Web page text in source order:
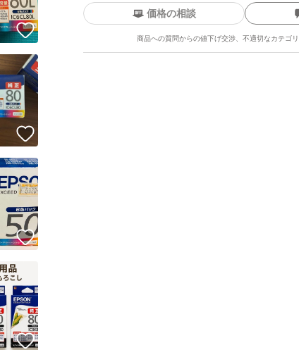
の実績について
たユーザーにバッジを付与しています
基準をクリアした安心・安全なユーザーです
Yahoo!フリマの取引を完了させた実績があります
他フリマサービスでの取引実績があります
価格の相談
商品への質問からの値下げ交渉、不適切なカテゴ
報をコピーします
います
品ページへ
いいね！
いいね！
いいね！